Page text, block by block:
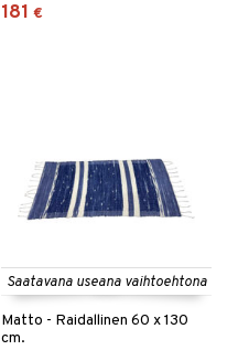
181 €
Saatavana useana vaihtoehtona
Matto - Raidallinen 60 x 130
cm.